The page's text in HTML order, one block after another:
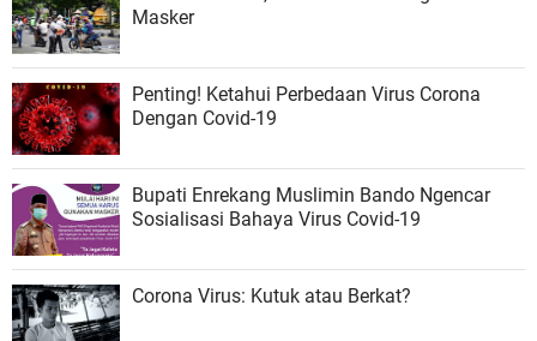
Masker
Penting! Ketahui Perbedaan Virus Corona
Dengan Covid-19
Bupati Enrekang Muslimin Bando Ngencar
Sosialisasi Bahaya Virus Covid-19
Corona Virus: Kutuk atau Berkat?